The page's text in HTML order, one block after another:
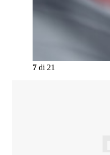
7 di 21